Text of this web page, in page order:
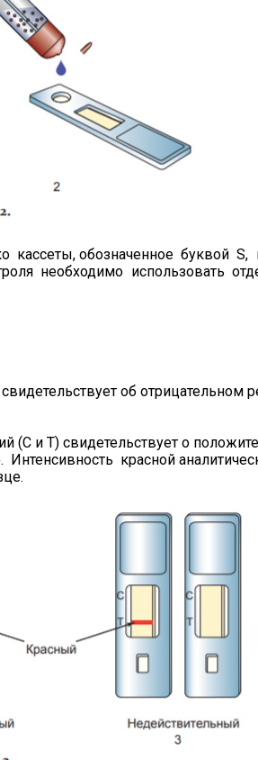
обозначенное буквой S,
необходимо использовать
об отрицательном
и Т) свидетельствует о
красной